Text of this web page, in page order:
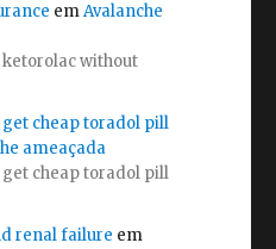
emAvalanche
without
cheap toradol pill
ameaçada
cheap toradol pill
renal failure em